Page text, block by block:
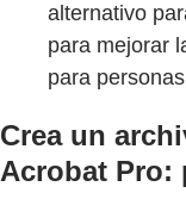
alternativo
para mejorar
para
Crea un
Acrobat Pro: